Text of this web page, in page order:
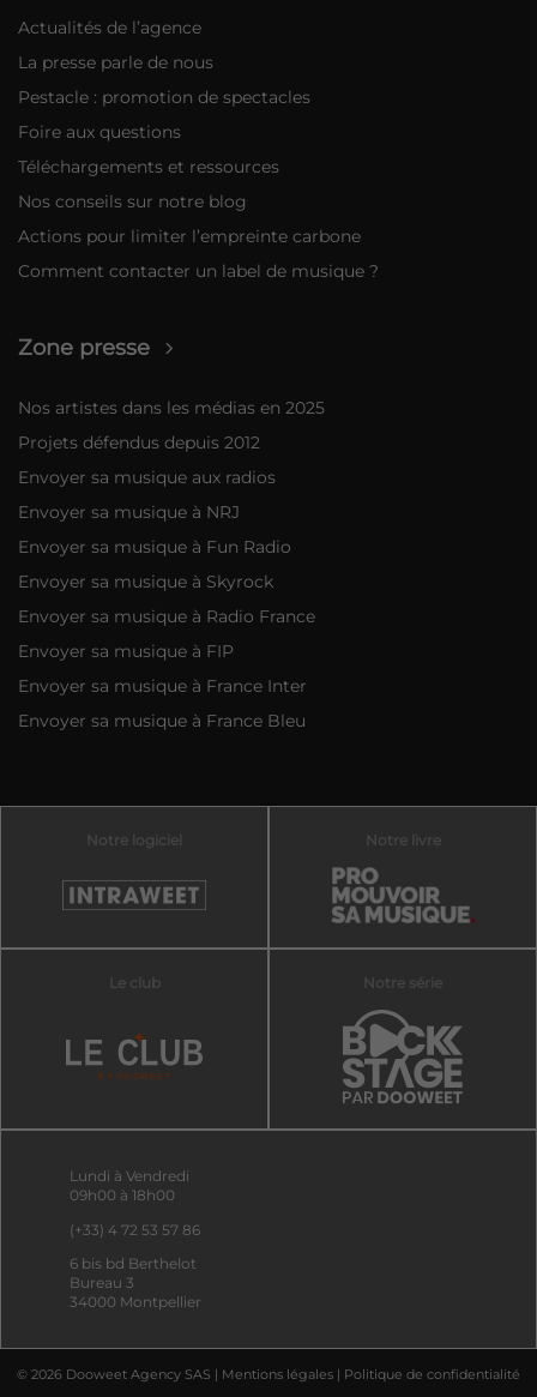
Actualités de l’agence
La presse parle de nous
Pestacle : promotion de spectacles
Foire aux questions
Téléchargements et ressources
Nos conseils sur notre blog
Actions pour limiter l’empreinte carbone
Comment contacter un label de musique ?
Zone presse
Nos artistes dans les médias en 2025
Projets défendus depuis 2012
Envoyer sa musique aux radios
Envoyer sa musique à NRJ
Envoyer sa musique à Fun Radio
Envoyer sa musique à Skyrock
Envoyer sa musique à Radio France
Envoyer sa musique à FIP
Envoyer sa musique à France Inter
Envoyer sa musique à France Bleu
Notre logiciel Notre livre
Le club Notre série
Lundi à Vendredi
09h00 à 18h00
(+33) 4 72 53 57 86
6 bis bd Berthelot
Bureau 3
34000 Montpellier
© 2026 Dooweet Agency SAS | Mentions légales | Politique de confidentialité